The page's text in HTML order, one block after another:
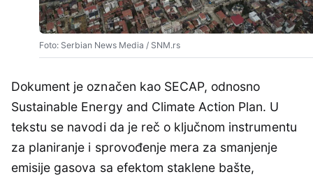
Foto: Serbian News Media / SNM.rs
Dokument je označen kao SECAP, odnosno
Sustainable Energy and Climate Action Plan. U
tekstu se navodi da je reč o ključnom instrumentu
za planiranje i sprovođenje mera za smanjenje
emisije gasova sa efektom staklene bašte,